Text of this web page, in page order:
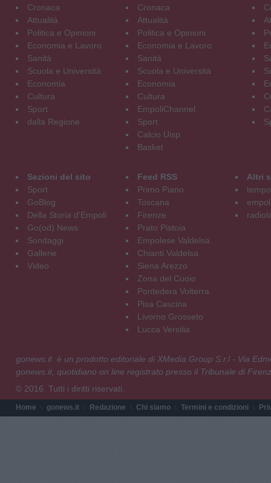
Cronaca
Attualità
Politica e Opinioni
Economia e Lavoro
Sanità
Scuola e Università
Economia
Cultura
Sport
dalla Regione
Cronaca
Attualità
Politica e Opinioni
Economia e Lavoro
Sanità
Scuola e Università
Economia
Cultura
EmpoliChannel
Sport
Calcio Uisp
Basket
Sezioni del sito
Sport
GoBlog
Della Storia d'Empoli
Go(od) News
Sondaggi
Gallerie
Video
Feed RSS
Primo Piano
Toscana
Firenze
Prato Pistoia
Empolese Valdelsa
Chianti Valdelsa
Siena Arezzo
Zona del Cuoio
Pontedera Volterra
Pisa Cascina
Livorno Grosseto
Lucca Versilia
Altri
gonews.it è un prodotto editoriale di XMedia Group S.r.l - Via
gonews.it, quotidiano on line registrato presso il Tribunale di
© 2016. Tutti i diritti riservati.
Home gonews.it Redazione Chi siamo Termini e condizioni